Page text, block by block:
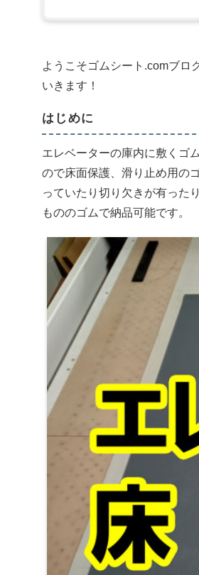
ようこそゴムシート.comブロ
いきます！
はじめに
エレベーターの庫内に敷くゴ
ので床面保護、滑り止め用の
っていたり切り欠きが有った
もののゴムで納品可能です。